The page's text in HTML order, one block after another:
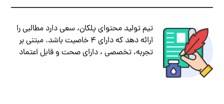
تیم تولید محتوای پلکان، سعی دارد مطالبی را
ارائه دهد که دارای ۴ خاصیت باشد. مبتنی بر
تجربه، تخصصی ، دارای صحت و قابل اعتماد